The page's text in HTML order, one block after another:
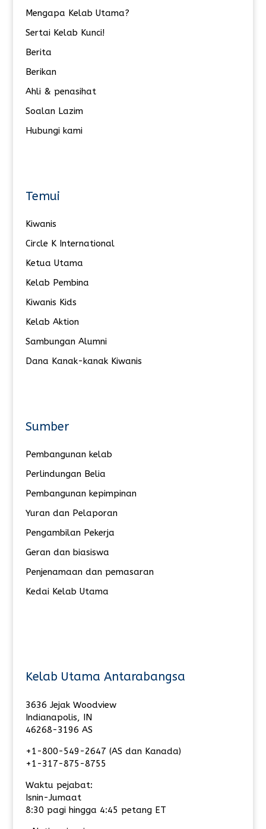
Mengapa Kelab Utama?
Sertai Kelab Kunci!
Berita
Berikan
Ahli & penasihat
Soalan Lazim
Hubungi kami
Temui
Kiwanis
Circle K International
Ketua Utama
Kelab Pembina
Kiwanis Kids
Kelab Aktion
Sambungan Alumni
Dana Kanak-kanak Kiwanis
Sumber
Pembangunan kelab
Perlindungan Belia
Pembangunan kepimpinan
Yuran dan Pelaporan
Pengambilan Pekerja
Geran dan biasiswa
Penjenamaan dan pemasaran
Kedai Kelab Utama
Kelab Utama Antarabangsa
3636 Jejak Woodview
Indianapolis, IN
46268-3196 AS
+1-800-549-2647 (AS dan Kanada)
+1-317-875-8755
Waktu pejabat:
Isnin-Jumaat
8:30 pagi hingga 4:45 petang ET